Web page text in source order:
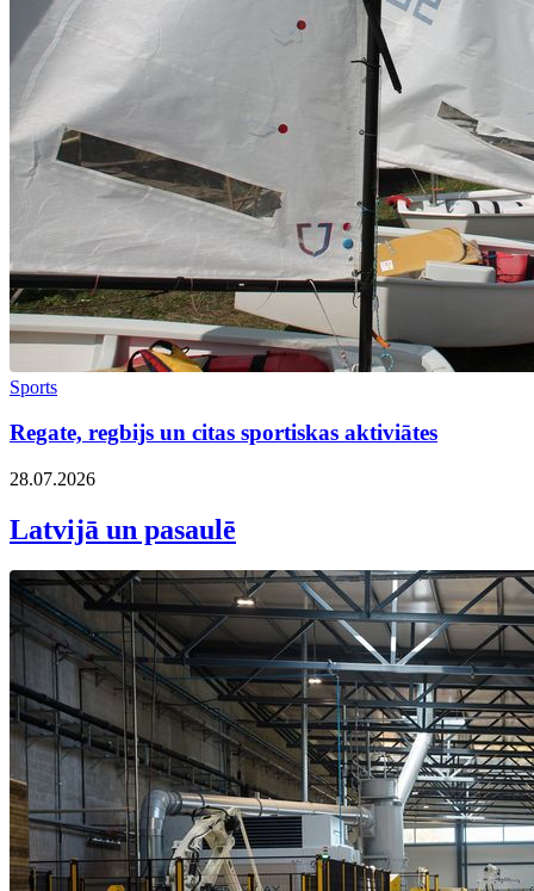
Sports
Regate, regbijs un citas sportiskas aktiviātes
28.07.2026
Latvijā un pasaulē